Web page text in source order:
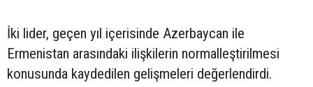
İki lider, geçen yıl içerisinde Azerbaycan ile
Ermenistan arasındaki ilişkilerin normalleştirilmesi
konusunda kaydedilen gelişmeleri değerlendirdi.